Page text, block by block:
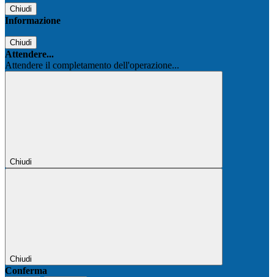
Chiudi
Informazione
Chiudi
Attendere...
Attendere il completamento dell'operazione...
Chiudi
Chiudi
Conferma